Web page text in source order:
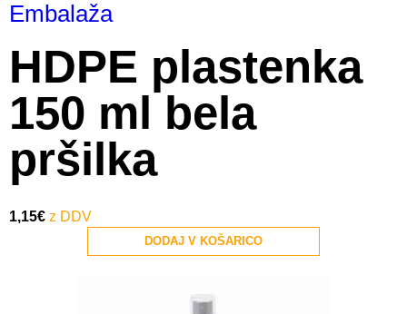
Embalaža
HDPE plastenka
150 ml bela
pršilka
1,15€
DODAJ V KOŠARICO